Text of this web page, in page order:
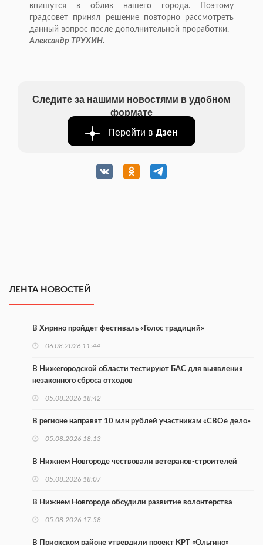
впишутся в облик нашего города. Поэтому
градсовет принял решение повторно рассмотреть
данный вопрос после дополнительной проработки.
Александр ТРУХИН.
Следите за нашими новостями в удобном
формате
Перейти в Дзен
ЛЕНТА НОВОСТЕЙ
В Хирино пройдет фестиваль «Голос традиций»
06.08.2026 11:44
В Нижегородской области тестируют БАС для выявления
незаконного сброса отходов
05.08.2026 18:42
В регионе направят 10 млн рублей участникам «СВОё дело»
05.08.2026 18:13
В Нижнем Новгороде чествовали ветеранов-строителей
05.08.2026 18:07
В Нижнем Новгороде обсудили развитие волонтерства
05.08.2026 17:58
В Приокском районе утвердили проект КРТ «Ольгино»